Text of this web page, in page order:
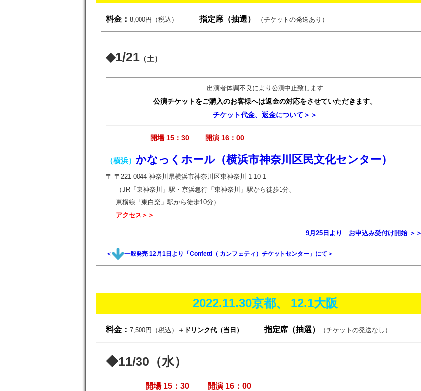
料金： 8,000円 （税込） 指定席（抽選） （チケットの発送あり）
◆1/21 （土）
出演者体調不良により公演中止致します
公演チケットをご購入のお客様へは返金の対応をさせていただきます。
チケット代金、返金について＞＞
開場 15：30 開演 16：00
（横浜） かなっくホール（横浜市神奈川区民文化センター）
〒 〒221-0044 神奈川県横浜市神奈川区東神奈川 1-10-1
（JR「東神奈川」駅・京浜急行「東神奈川」駅から徒歩1分、
東横線「東白楽」駅から徒歩10分）
アクセス＞＞
9月25日より お申込み受付け開始 ＞＞
＜ 一般発売 12月1日より「Confetti（ カンフェティ）チケットセンター」にて＞
2022.11.30京都、 12.1大阪
料金： 7,500円 （税込） ＋ドリンク代（当日） 指定席（抽選） （チケットの発送なし）
◆11/30（水）
開場 15：30 開演 16：00